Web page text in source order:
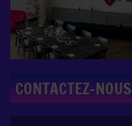
CONTACTEZ-NOUS